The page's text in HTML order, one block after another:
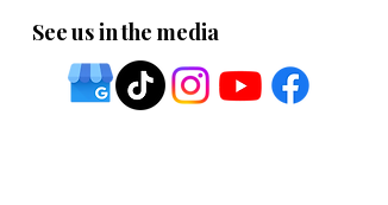
See us in the media